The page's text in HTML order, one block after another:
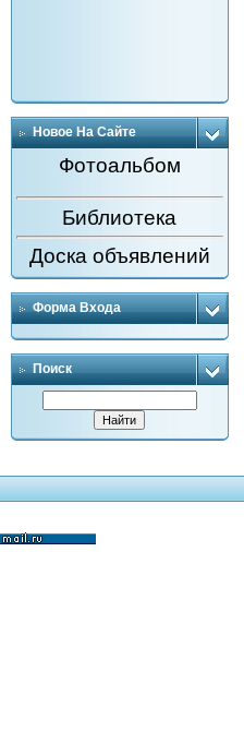
Новое На Сайте
Фотоальбом
Библиотека
Доска объявлений
Форма Входа
Поиск